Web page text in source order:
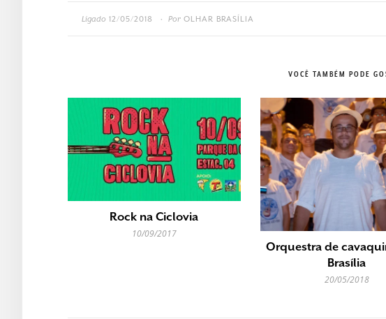
Ligado 12/05/2018 • Por OLHAR BRASÍLIA
VOCÊ TAMBÉM PODE
Rock na Ciclovia
10/09/2017
Orquestra de
Brasília
20/05/2018